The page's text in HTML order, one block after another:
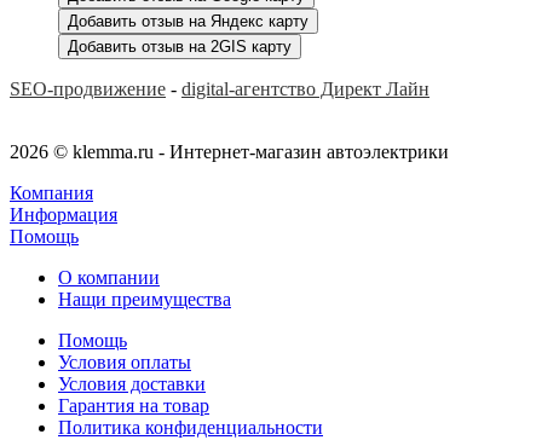
Добавить отзыв на Яндекс карту
Добавить отзыв на 2GIS карту
SEO-продвижение - digital-агентство Директ Лайн
2026 © klemma.ru - Интернет-магазин автоэлектрики
Компания
Информация
Помощь
О компании
Нащи преимущества
Помощь
Условия оплаты
Условия доставки
Гарантия на товар
Политика конфиденциальности